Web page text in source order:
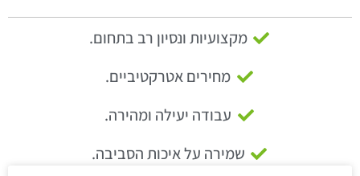
מקצועיות ונסיון רב בתחום.
מחירים אטרקטיביים.
עבודה יעילה ומהירה.
שמירה על איכות הסביבה.